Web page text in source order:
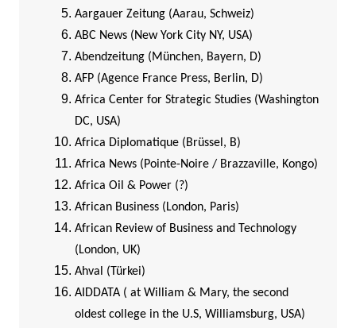
Aargauer Zeitung (Aarau, Schweiz)
ABC News (New York City NY, USA)
Abendzeitung (München, Bayern, D)
AFP (Agence France Press, Berlin, D)
Africa Center for Strategic Studies (Washington
DC, USA)
Africa Diplomatique (Brüssel, B)
Africa News (Pointe-Noire / Brazzaville, Kongo)
Africa Oil & Power (?)
African Business (London, Paris)
African Review of Business and Technology
(London, UK)
Ahval (Türkei)
AIDDATA ( at William & Mary, the second
oldest college in the U.S, Williamsburg, USA)